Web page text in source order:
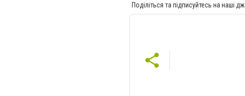
Поділіться та підписуйтесь на наші